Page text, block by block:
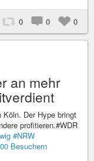
0 0 0
an mehr
Der Hype bringt
profitieren.#WDR
#NRW
Besuchern